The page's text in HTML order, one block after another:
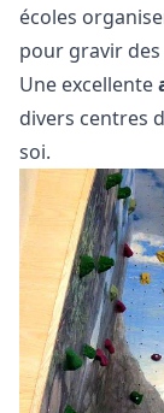
écoles
pour gravir
Une excellente
divers centres
soi.